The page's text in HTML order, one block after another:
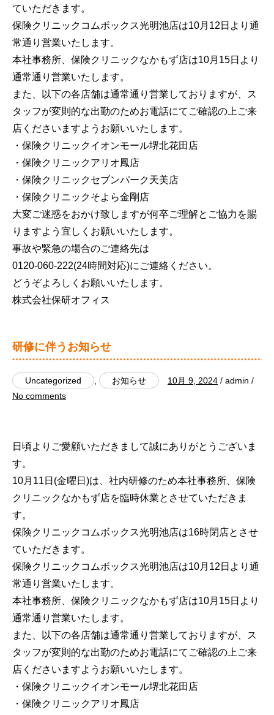
ていただきます。
保険クリニックコムボックス光明池店は10月12日より通
常通り営業いたします。
本社事務所、保険クリニックなかもず店は10月15日より
通常通り営業いたします。
また、以下の各店舗は通常通り営業しておりますが、ス
タッフが変則的な出勤のためお電話にてご確認の上ご来
店くださいますようお願いいたします。
・保険クリニックイオンモール堺北花田店
・保険クリニックアリオ鳳店
・保険クリニックセブンパーク天美店
・保険クリニックそよら金剛店
大変ご迷惑をおかけ致しますが何卒ご理解とご協力を賜
りますよう宜しくお願いいたします。
事故や緊急の場合のご連絡先は
0120-060-222(24時間対応)にご連絡ください。
どうぞよろしくお願いいたします。
株式会社保研オフィス
研修に伴うお知らせ
Uncategorized お知らせ 10月 9, 2024 / admin /
No comments
日頃よりご愛顧いただきまして誠にありがとうございま
す。
10月11日(金曜日)は、社内研修のため本社事務所、保険
クリニックなかもず店を臨時休業とさせていただきま
す。
保険クリニックコムボックス光明池店は16時閉店とさせ
ていただきます。
保険クリニックコムボックス光明池店は10月12日より通
常通り営業いたします。
本社事務所、保険クリニックなかもず店は10月15日より
通常通り営業いたします。
また、以下の各店舗は通常通り営業しておりますが、ス
タッフが変則的な出勤のためお電話にてご確認の上ご来
店くださいますようお願いいたします。
・保険クリニックイオンモール堺北花田店
・保険クリニックアリオ鳳店